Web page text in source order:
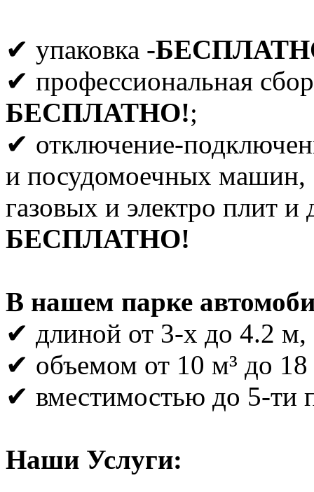
✔ упаковка -
✔ профессиональная
БЕСПЛАТНО!;
✔ отключение-
и посудомоечных машин,
газовых и электро плит
БЕСПЛАТНО!
В нашем парке
✔ длиной от 3-х до 4.2 м,
✔ объемом от 10 м³ до 18
✔ вместимостью до 5-ти
Наши Услуги: